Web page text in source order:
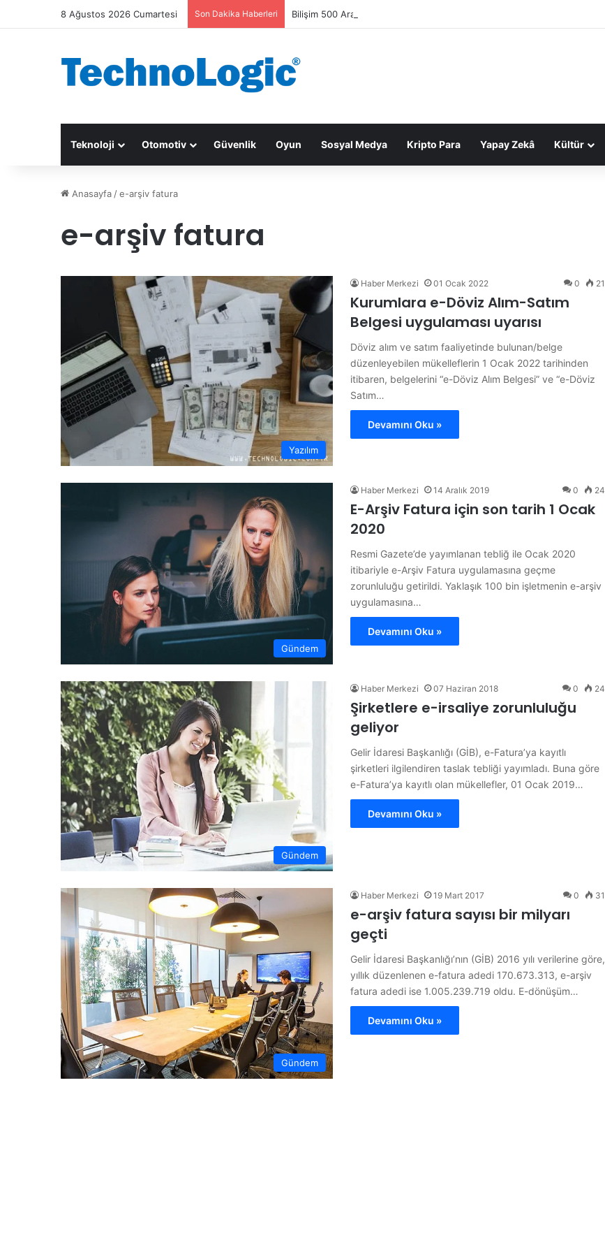
8 Ağustos 2026 Cumartesi Son Dakika Haberleri Bilişim 500 Araştırması: Sektör gelirleri 1,6 trilyon TL’ye ulaştı
Teknoloji Otomotiv Güvenlik Oyun Sosyal Medya Kripto Para Yapay Zekâ Kültür
Anasayfa /e-arşiv fatura
e-arşiv fatura
Yazılım
Haber Merkezi 01 Ocak 2022 0 21
Kurumlara e-Döviz Alım-Satım
Belgesi uygulaması uyarısı
Döviz alım ve satım faaliyetinde bulunan/belge
düzenleyebilen mükelleflerin 1 Ocak 2022 tarihinden
itibaren, belgelerini “e-Döviz Alım Belgesi” ve “e-Döviz
Satım…
Devamını Oku »
Gündem
Haber Merkezi 14 Aralık 2019 0 24
E-Arşiv Fatura için son tarih 1 Ocak
2020
Resmi Gazete’de yayımlanan tebliğ ile Ocak 2020
itibariyle e-Arşiv Fatura uygulamasına geçme
zorunluluğu getirildi. Yaklaşık 100 bin işletmenin e-arşiv
uygulamasına…
Devamını Oku »
Gündem
Haber Merkezi 07 Haziran 2018 0 24
Şirketlere e-irsaliye zorunluluğu
geliyor
Gelir İdaresi Başkanlığı (GİB), e-Fatura’ya kayıtlı
şirketleri ilgilendiren taslak tebliği yayımladı. Buna göre
e-Fatura’ya kayıtlı olan mükellefler, 01 Ocak 2019…
Devamını Oku »
Gündem
Haber Merkezi 19 Mart 2017 0 31
e-arşiv fatura sayısı bir milyarı
geçti
Gelir İdaresi Başkanlığı’nın (GİB) 2016 yılı verilerine göre,
yıllık düzenlenen e-fatura adedi 170.673.313, e-arşiv
fatura adedi ise 1.005.239.719 oldu. E-dönüşüm…
Devamını Oku »